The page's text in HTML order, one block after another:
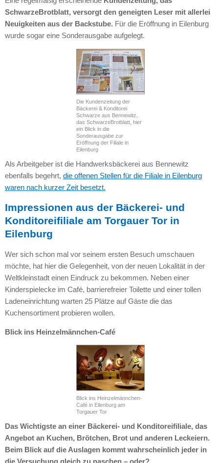
SchwarzeBrotblatt, versorgt den geneigten Leser mit allerlei
Neuigkeiten aus der Backstube. Für die Eröffnung in Eilenburg
wurde sogar eine Sonderausgabe aufgelegt.
Die Kundenzeitung der
Bäckerei & Konditorei
Schwarze aus Bennewitz,
das SchwarzeBrotblatt, hier
ein Blick in die
Sonderausgabe zur
Eröffnung der Filiale in
Eilenburg
Als Arbeitgeber ist die Handwerksbäckerei aus Bennewitz
ebenfalls begehrt, die offenen Stellen für die Filiale in Eilenburg
waren nach kurzer Zeit besetzt.
Impressionen aus der Bäckerei- und
Konditoreifiliale am Torgauer Tor in
Eilenburg
Wer sich schon mal vor seinem ersten Besuch umschauen
möchte, hat hier die Gelegenheit, von der neuen Lokalität in der
Weltkleinstadt einen Eindruck zu bekommen. Neben einer
Kinderspielecke im Café, barrierefreier Toilette und einer tollen
Ladeneinrichtung warten 25 Plätze auf Gäste die das
Kuchensortiment probieren wollen.
Blick ins Heinzelmännchen-Café
Blick ins Heinzelmännchen-
Café in Eilenburg am
Torgauer Tor
Das Wichtigste an einer Bäckerei- und Konditoreifiliale, das
Angebot an Kuchen, Brötchen, Brot und anderen Leckeiern.
Beim Blick auf die Auslagen kommt wahrscheinlich jeder in
die Versuchung gleich zu naschen – oder?.